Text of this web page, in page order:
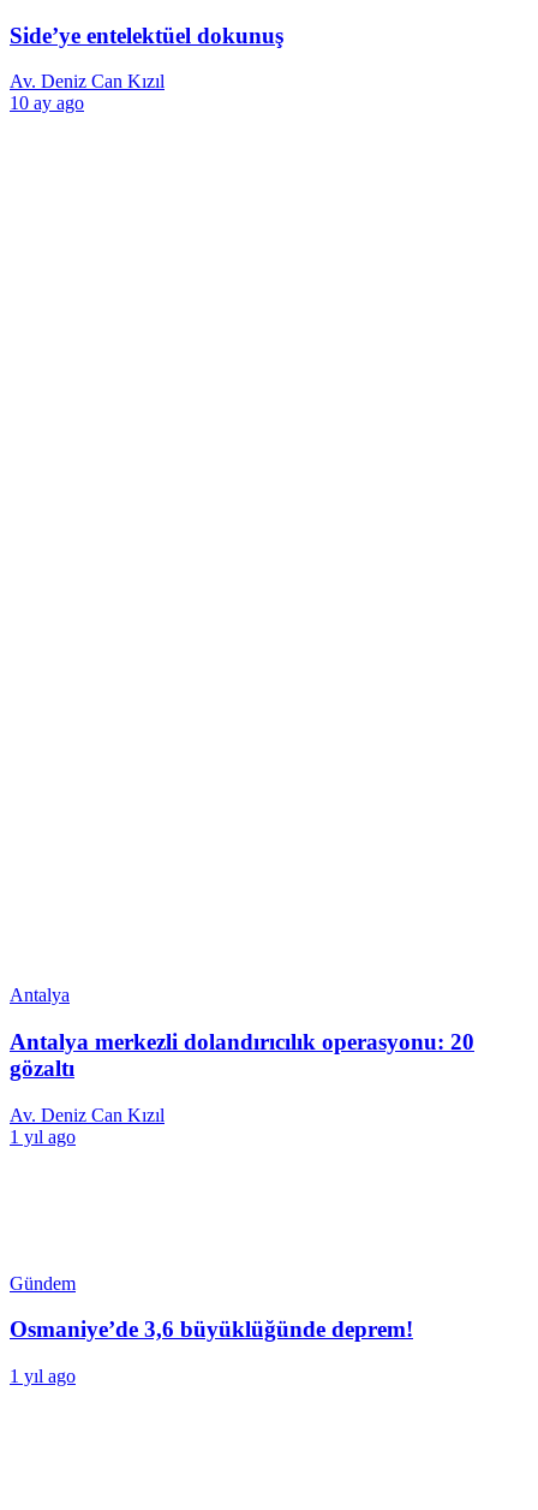
Side’ye entelektüel dokunuş
Av. Deniz Can Kızıl
10 ay ago
Antalya
Antalya merkezli dolandırıcılık operasyonu: 20
gözaltı
Av. Deniz Can Kızıl
1 yıl ago
Gündem
Osmaniye’de 3,6 büyüklüğünde deprem!
1 yıl ago